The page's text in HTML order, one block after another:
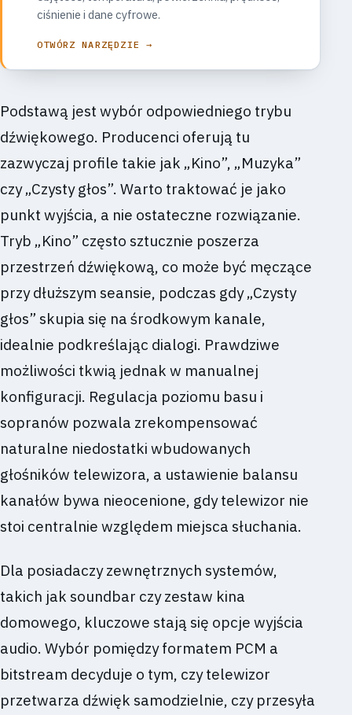
ciśnienie i dane cyfrowe.
OTWÓRZ NARZĘDZIE →
Podstawą jest wybór odpowiedniego trybu
dźwiękowego. Producenci oferują tu
zazwyczaj profile takie jak „Kino”, „Muzyka”
czy „Czysty głos”. Warto traktować je jako
punkt wyjścia, a nie ostateczne rozwiązanie.
Tryb „Kino” często sztucznie poszerza
przestrzeń dźwiękową, co może być męczące
przy dłuższym seansie, podczas gdy „Czysty
głos” skupia się na środkowym kanale,
idealnie podkreślając dialogi. Prawdziwe
możliwości tkwią jednak w manualnej
konfiguracji. Regulacja poziomu basu i
sopranów pozwala zrekompensować
naturalne niedostatki wbudowanych
głośników telewizora, a ustawienie balansu
kanałów bywa nieocenione, gdy telewizor nie
stoi centralnie względem miejsca słuchania.
Dla posiadaczy zewnętrznych systemów,
takich jak soundbar czy zestaw kina
domowego, kluczowe stają się opcje wyjścia
audio. Wybór pomiędzy formatem PCM a
bitstream decyduje o tym, czy telewizor
przetwarza dźwięk samodzielnie, czy przesyła